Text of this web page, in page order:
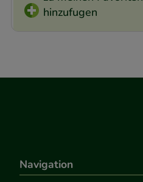
hinzufugen
Navigation